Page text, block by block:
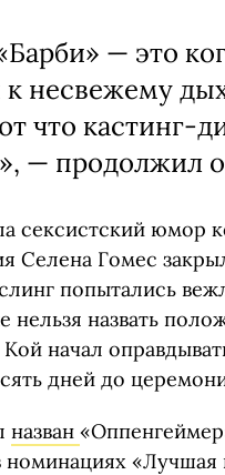
— это
к несвежему
что кастинг-
— продолжил
сексистский юмор
Селена Гомес
попытались
нельзя назвать
начал
дней до
назван
«Лучшая